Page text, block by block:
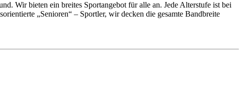
Wir bieten ein breites Sportangebot für alle an. Jede Alterstufe ist bei
„Senioren“ – Sportler, wir decken die gesamte Bandbreite